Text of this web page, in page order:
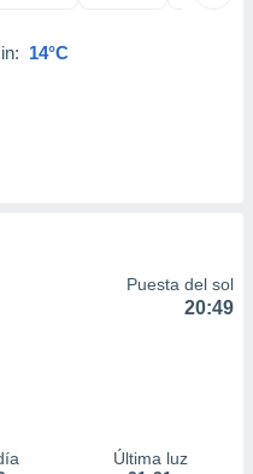
14°C
Puesta del sol
20:49
Última luz